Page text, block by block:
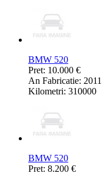
BMW 520
Pret: 10.000 €
An Fabricatie: 2011
Kilometri: 310000
BMW 520
Pret: 8.200 €